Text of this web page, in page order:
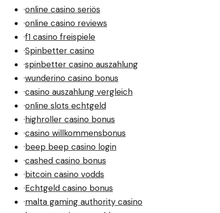
·online casino seriös
·online casino reviews
·f1 casino freispiele
·Spinbetter casino
·spinbetter casino auszahlung
·wunderino casino bonus
·casino auszahlung vergleich
·online slots echtgeld
·highroller casino bonus
·casino willkommensbonus
·beep beep casino login
·cashed casino bonus
·bitcoin casino vodds
·Echtgeld casino bonus
·malta gaming authority casino